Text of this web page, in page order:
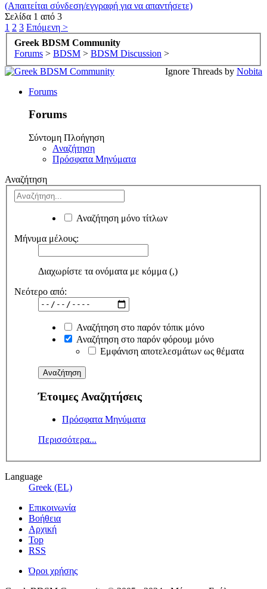
(Απαιτείται σύνδεση/εγγραφή για να απαντήσετε)
Σελίδα 1 από 3
1 2 3 Επόμενη >
Greek BDSM Community
Forums > BDSM > BDSM Discussion >
Ignore Threads by Nobita
Forums
Forums
Σύντομη Πλοήγηση
Αναζήτηση
Πρόσφατα Μηνύματα
Αναζήτηση
Αναζήτηση μόνο τίτλων
Μήνυμα μέλους:
Διαχωρίστε τα ονόματα με κόμμα (,)
Νεότερο από:
Αναζήτηση στο παρόν τόπικ μόνο
Αναζήτηση στο παρόν φόρουμ μόνο
Εμφάνιση αποτελεσμάτων ως θέματα
Έτοιμες Αναζητήσεις
Πρόσφατα Μηνύματα
Περισσότερα...
Language
Greek (EL)
Επικοινωνία
Βοήθεια
Αρχική
Top
RSS
Όροι χρήσης